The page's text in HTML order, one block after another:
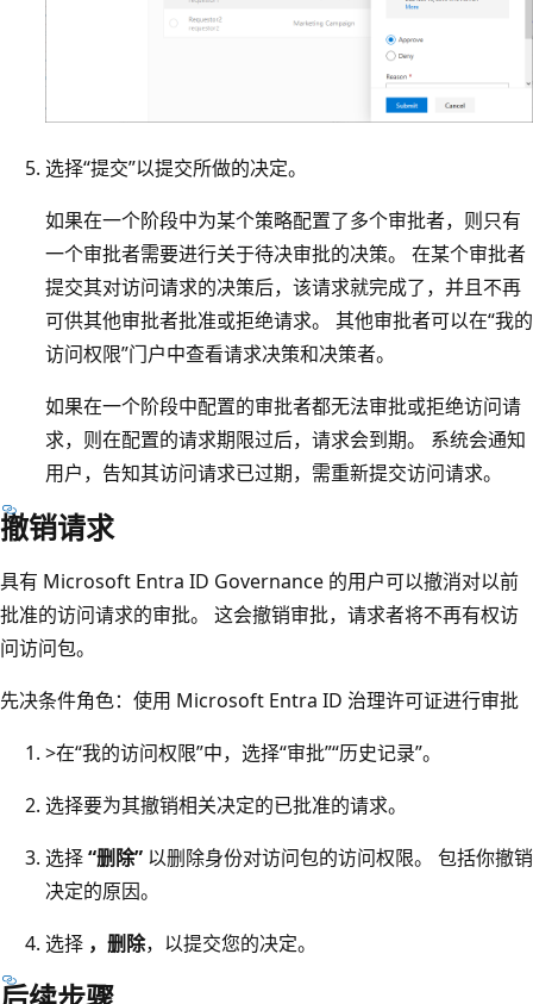
选择“提交”以提交所做的决定。
如果在一个阶段中为某个策略配置了多个审批者，则只有
一个审批者需要进行关于待决审批的决策。 在某个审批者
提交其对访问请求的决策后，该请求就完成了，并且不再
可供其他审批者批准或拒绝请求。 其他审批者可以在“我的
访问权限”门户中查看请求决策和决策者。
如果在一个阶段中配置的审批者都无法审批或拒绝访问请
求，则在配置的请求期限过后，请求会到期。 系统会通知
用户，告知其访问请求已过期，需重新提交访问请求。
撤销请求
具有 Microsoft Entra ID Governance 的用户可以撤消对以前
批准的访问请求的审批。 这会撤销审批，请求者将不再有权访
问访问包。
先决条件角色：使用 Microsoft Entra ID 治理许可证进行审批
>在“我的访问权限”中，选择“审批”“历史记录”。
选择要为其撤销相关决定的已批准的请求。
选择“删除” 以删除身份对访问包的访问权限。 包括你撤销
决定的原因。
选择 ，删除，以提交您的决定。